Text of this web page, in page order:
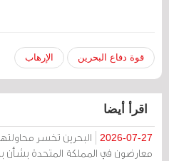
قوة دفاع البحرين الإرهاب
اقرأ أيضا
2026-07-27
البحرين تخسر
معارضون في المملكة المتحدة